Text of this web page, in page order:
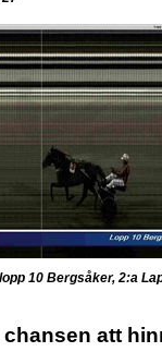
10 Bergsåker, 2:a
chansen att